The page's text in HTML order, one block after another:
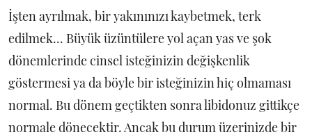
İşten ayrılmak, bir yakınınızı kaybetmek, terk
edilmek... Büyük üzüntülere yol açan yas ve şok
dönemlerinde cinsel isteğinizin değişkenlik
göstermesi ya da böyle bir isteğinizin hiç olmaması
normal. Bu dönem geçtikten sonra libidonuz gittikçe
normale dönecektir. Ancak bu durum üzerinizde bir